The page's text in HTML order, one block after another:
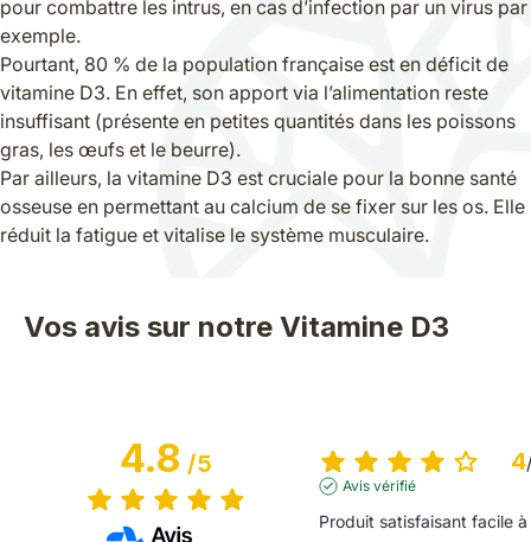
pour combattre les intrus, en cas d’infection par un virus par
exemple.
Pourtant, 80 % de la population française est en déficit de
vitamine D3. En effet, son apport via l’alimentation reste
insuffisant (présente en petites quantités dans les poissons
gras, les œufs et le beurre).
Par ailleurs, la vitamine D3 est cruciale pour la bonne santé
osseuse en permettant au calcium de se fixer sur les os. Elle
réduit la fatigue et vitalise le système musculaire.
Vos avis sur notre Vitamine D3
4.8/5 4
Avis vérifié
Produit satisfaisant facile